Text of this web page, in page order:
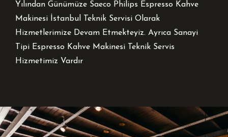
Yılından Günümüze Saeco Philips Espresso Kahve
Makinesi İstanbul Teknik Servisi Olarak
Hizmetlerimize Devam Etmekteyiz. Ayrıca Sanayi
Tipi Espresso Kahve Makinesi Teknik Servis
Hizmetimiz Vardır